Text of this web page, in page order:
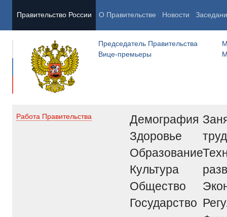
Правительство России О Правительстве Новости
Председатель Правительства
Вице-премьеры
Работа Правительства
Демография
Здоровье
Образование
Культура
Общество
Государство
труд